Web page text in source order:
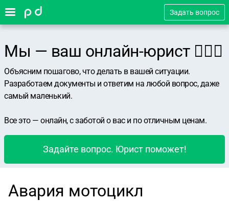
Задать вопрос
Мы — ваш онлайн-юрист 👨🏻‍⚖️
Объясним пошагово, что делать в вашей ситуации.
Разработаем документы и ответим на любой вопрос, даже
самый маленький.
Все это — онлайн, с заботой о вас и по отличным ценам.
Задайте вопрос. Юрист поможет!
Авария мотоцикл